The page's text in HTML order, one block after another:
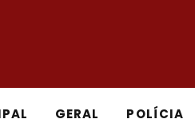
GERAL POLÍCIA